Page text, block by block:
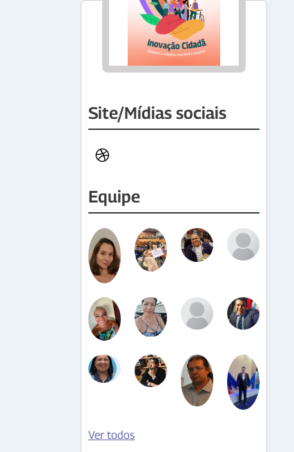
Site/Mídias sociais
Equipe
Ver todos